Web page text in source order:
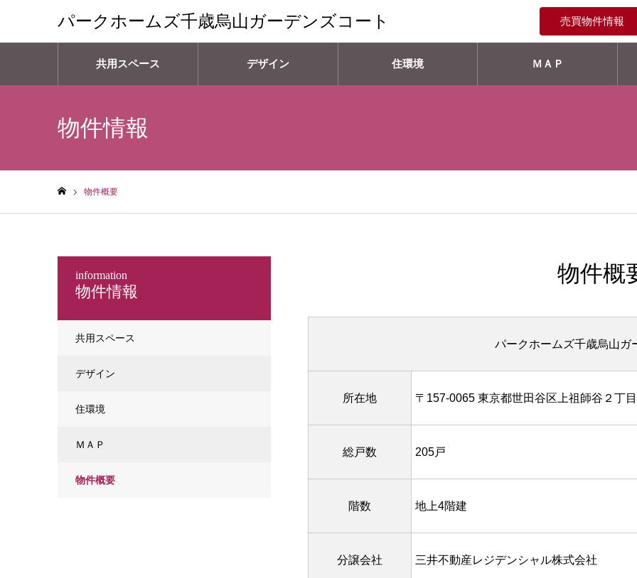
パークホームズ千歳烏山ガーデンズコート 売買物件情報
共用スペース デザイン 住環境 ＭＡＰ
物件情報
物件概要
物件概
パークホームズ千歳烏山ガ
所在地 〒157-0065 東京都世田谷区上祖師谷２丁
総戸数 205戸
階数 地上4階建
分譲会社 三井不動産レジデンシャル株式会社
物件情報
information
共用スペース
デザイン
住環境
ＭＡＰ
物件概要